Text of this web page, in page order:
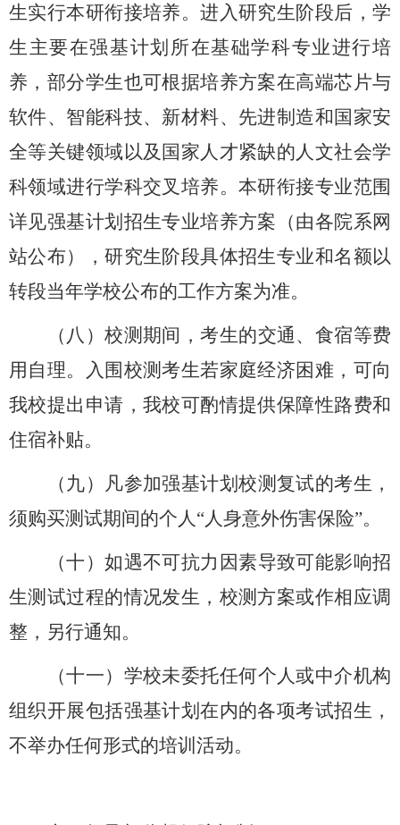
生实行本研衔接培养。进入研究生阶段后，学
生主要在强基计划所在基础学科专业进行培
养，部分学生也可根据培养方案在高端芯片与
软件、智能科技、新材料、先进制造和国家安
全等关键领域以及国家人才紧缺的人文社会学
科领域进行学科交叉培养。本研衔接专业范围
详见强基计划招生专业培养方案（由各院系网
站公布），研究生阶段具体招生专业和名额以
转段当年学校公布的工作方案为准。
（八）校测期间，考生的交通、食宿等费
用自理。入围校测考生若家庭经济困难，可向
我校提出申请，我校可酌情提供保障性路费和
住宿补贴。
（九）凡参加强基计划校测复试的考生，
须购买测试期间的个人“人身意外伤害保险”。
（十）如遇不可抗力因素导致可能影响招
生测试过程的情况发生，校测方案或作相应调
整，另行通知。
（十一）学校未委托任何个人或中介机构
组织开展包括强基计划在内的各项考试招生，
不举办任何形式的培训活动。